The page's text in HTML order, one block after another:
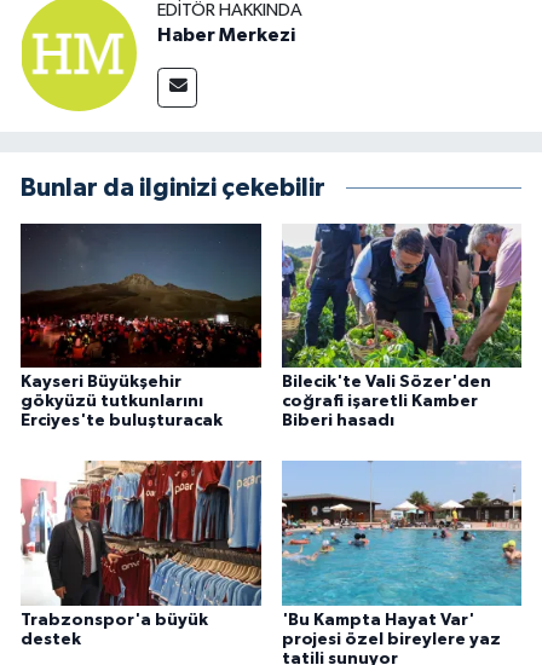
EDITÖR HAKKINDA
Haber Merkezi
Bunlar da ilginizi çekebilir
Kayseri Büyükşehir
gökyüzü tutkunlarını
Erciyes'te buluşturacak
Bilecik'te Vali Sözer'den
coğrafi işaretli Kamber
Biberi hasadı
Trabzonspor'a büyük
destek
'Bu Kampta Hayat Var'
projesi özel bireylere yaz
tatili sunuyor